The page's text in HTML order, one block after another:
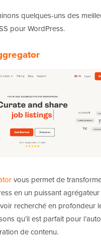
quelques-uns des
pour WordPress.
vous permet de
en un puissant
recherché en profondeur
qu’il est parfait pour
de contenu.